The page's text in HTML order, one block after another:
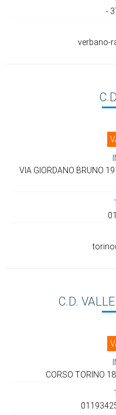
-
verbano-
VIA GIORDANO BRUNO
C.D.
CORSO TORINO